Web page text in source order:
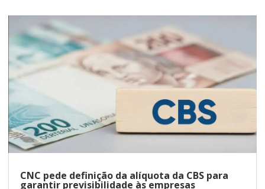
CNC pede definição da alíquota da CBS para
garantir previsibilidade às empresas